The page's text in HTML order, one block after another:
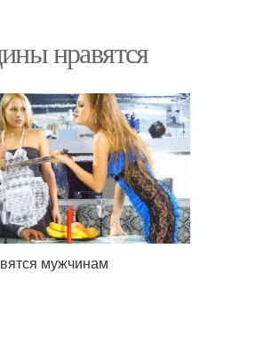
нравятся
мужчинам